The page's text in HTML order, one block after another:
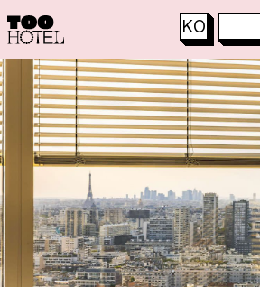
KO
EN
DE
IT
JA
PT
ES
ZH
TOO
객실 및
특별 행사
OO RESTAURANT
OO TACTAC SKYBAR
PA TOO CHILL
팅 이벤트
OWNTOWN PARIS